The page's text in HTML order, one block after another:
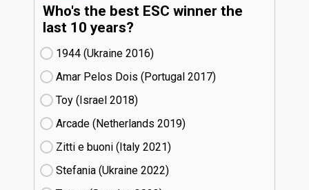
Who's the best ESC winner the
last 10 years?
1944 (Ukraine
16)
Amar Pelos Dois (Portugal
17)
Toy (Israel
18)
Arcade (Netherlands
19)
Zitti e buoni​ (Italy
21)
Stefania (Ukraine
22)